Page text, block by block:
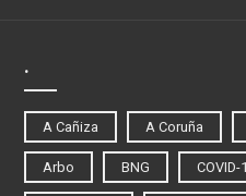
.
A Cañiza A Coruña
Arbo BNG COVID-